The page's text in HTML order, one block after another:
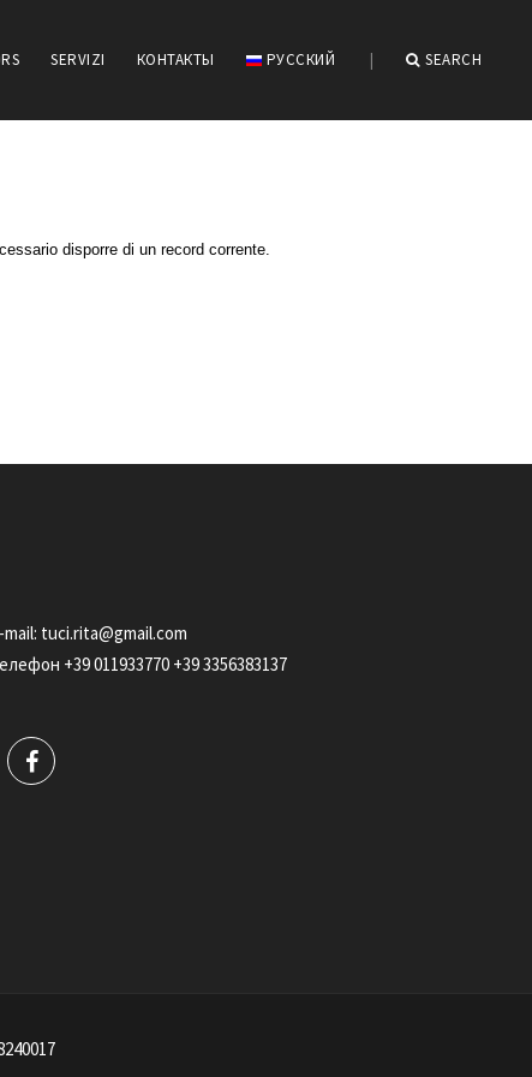
SERVIZI КОНТАКТЫ РУССКИЙ | SEARCH
mail: tuci.rita@gmail.com
+39 011933770 +39 3356383137